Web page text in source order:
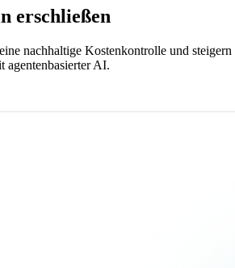
erschließen
nachhaltige Kostenkontrolle und steigern
agentenbasierter AI.